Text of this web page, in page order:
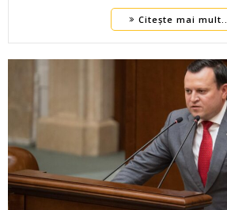
Citește mai mult..